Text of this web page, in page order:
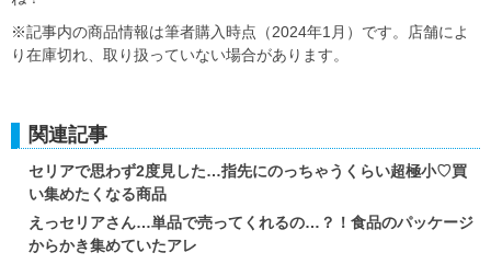
※記事内の商品情報は筆者購入時点（2024年1月）です。店舗によ
り在庫切れ、取り扱っていない場合があります。
関連記事
セリアで思わず2度見した…指先にのっちゃうくらい超極小♡買
い集めたくなる商品
えっセリアさん…単品で売ってくれるの…？！食品のパッケージ
からかき集めていたアレ